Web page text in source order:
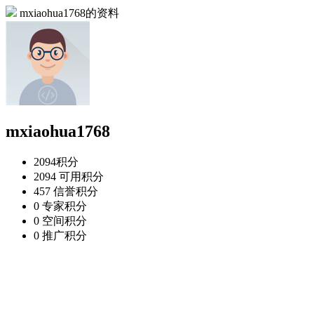
mxiaohua1768的资料
mxiaohua1768
2094积分
2094 可用积分
457 信誉积分
0 专家积分
0 空间积分
0 推广积分